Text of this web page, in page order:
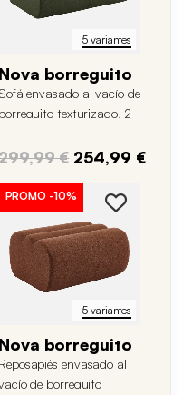
5 variantes
Nova borreguito
Sofá envasado al vacío de
borreguito texturizado, 2
€ 254,99 €
5 variantes
PROMO -10%
Nova borreguito
Reposapiés envasado al
de borreguito